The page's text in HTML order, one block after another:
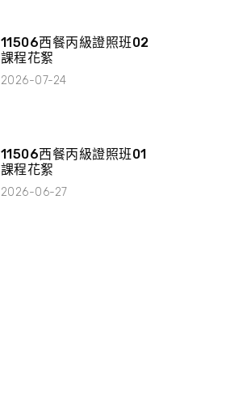
11506西餐丙級證照班02
課程花絮
2026-07-24
11506西餐丙級證照班01
課程花絮
2026-06-27